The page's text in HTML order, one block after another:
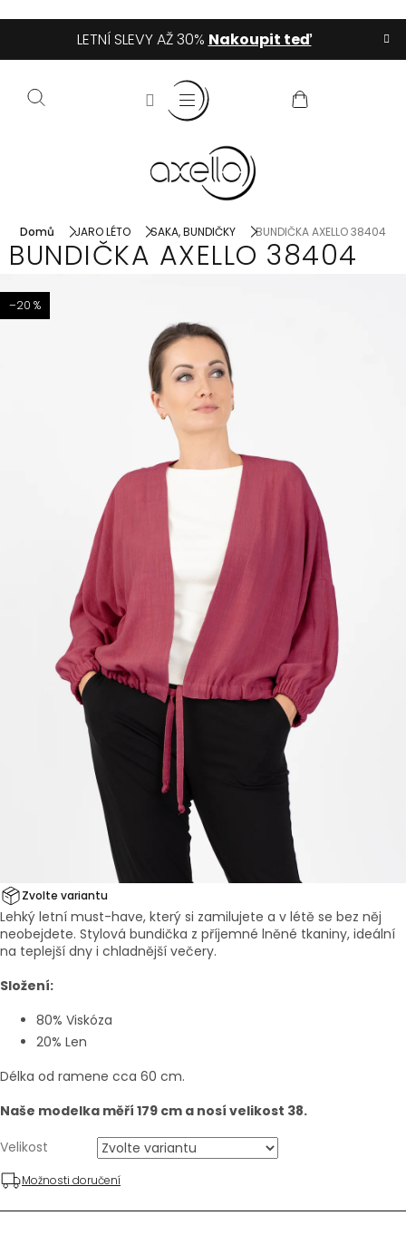
obsah
LETNÍ SLEVY AŽ 30% Nakoupit teď
Domů JARO LÉTO SAKA, BUNDIČKY BUNDIČKA AXELLO 38404
BUNDIČKA AXELLO 38404
–20 %
Zvolte variantu
Velikost
Možnosti doručení
Lehký letní must-have, který si zamilujete a v létě se bez něj
neobejdete. Stylová bundička z příjemné lněné tkaniny, ideální
na teplejší dny i chladnější večery.
Složení:
80% Viskóza
20% Len
Délka od ramene cca 60 cm.
Naše modelka měří 179 cm a nosí velikost 38.